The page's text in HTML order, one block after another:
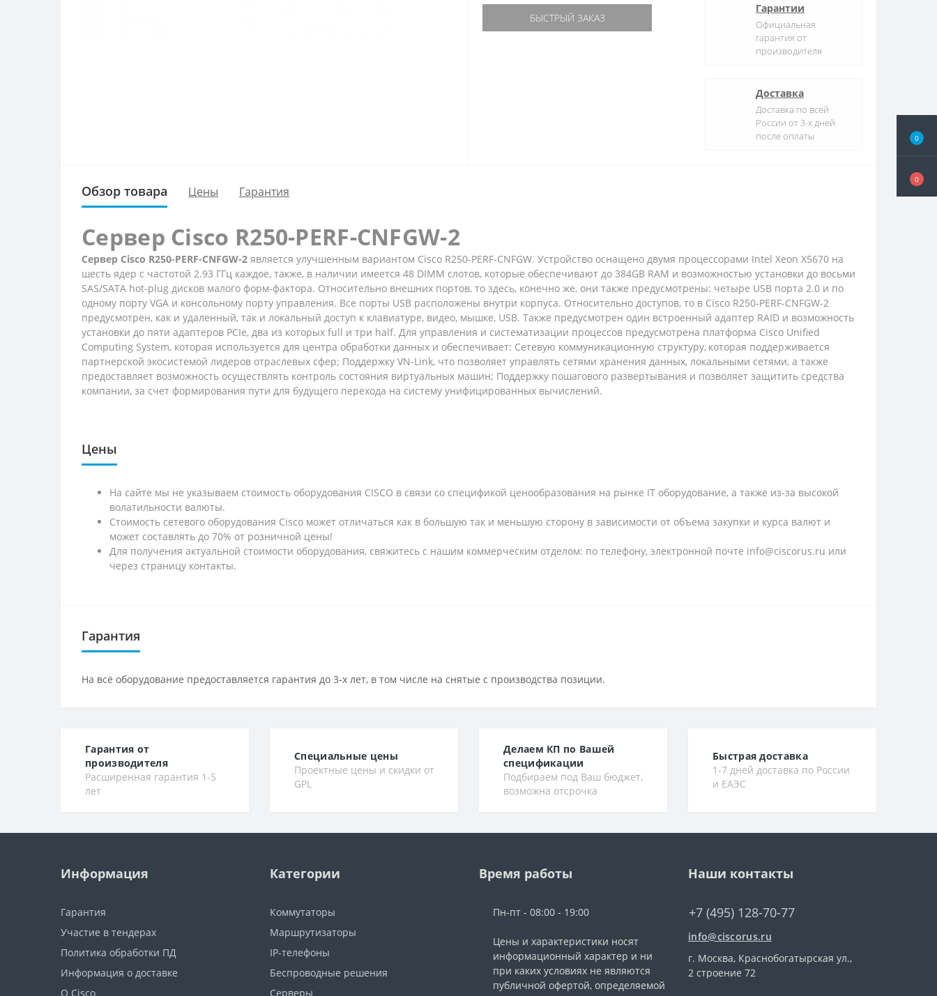
0
0
БЫСТРЫЙ ЗАКАЗ
Гарантии
Официальная
гарантия от
производителя
Доставка
Доставка по всей
России от 3-х дней
после оплаты
Обзор товара Цены Гарантия
Сервер Cisco R250-PERF-CNFGW-2
Сервер Cisco R250-PERF-CNFGW-2 является улучшенным вариантом Cisco R250-PERF-CNFGW. Устройство оснащено двумя процессорами Intel Xeon X5670 на
шесть ядер с частотой 2.93 ГГц каждое, также, в наличии имеется 48 DIMM слотов, которые обеспечивают до 384GB RAM и возможностью установки до восьми
SAS/SATA hot-plug дисков малого форм-фактора. Относительно внешних портов, то здесь, конечно же, они также предусмотрены: четыре USB порта 2.0 и по
одному порту VGA и консольному порту управления. Все порты USB расположены внутри корпуса. Относительно доступов, то в Cisco R250-PERF-CNFGW-2
предусмотрен, как и удаленный, так и локальный доступ к клавиатуре, видео, мышке, USB. Также предусмотрен один встроенный адаптер RAID и возможность
установки до пяти адаптеров PCIe, два из которых full и три half. Для управления и систематизации процессов предусмотрена платформа Cisco Unified
Computing System, которая используется для центра обработки данных и обеспечивает: Сетевую коммуникационную структуру, которая поддерживается
партнерской экосистемой лидеров отраслевых сфер; Поддержку VN-Link, что позволяет управлять сетями хранения данных, локальными сетями, а также
предоставляет возможность осуществлять контроль состояния виртуальных машин; Поддержку пошагового развертывания и позволяет защитить средства
компании, за счет формирования пути для будущего перехода на систему унифицированных вычислений.
Цены
На сайте мы не указываем стоимость оборудования CISCO в связи со спецификой ценообразования на рынке IT оборудование, а также из-за высокой
волатильности валюты.
Стоимость сетевого оборудования Cisco может отличаться как в большую так и меньшую сторону в зависимости от объема закупки и курса валют и
может составлять до 70% от розничной цены!
Для получения актуальной стоимости оборудования, свяжитесь с нашим коммерческим отделом: по телефону, электронной почте info@ciscorus.ru или
через страницу контакты.
Гарантия
На всё оборудование предоставляется гарантия до 3-х лет, в том числе на снятые с производства позиции.
Гарантия от
производителя
Расширенная гарантия 1-5
лет
Специальные цены
Проектные цены и скидки от
GPL
Делаем КП по Вашей
спецификации
Подбираем под Ваш бюджет,
возможна отсрочка
Быстрая доставка
1-7 дней доставка по России
и ЕАЭС
Информация
Гарантия
Участие в тендерах
Политика обработки ПД
Информация о доставке
О Cisco
Категории
Коммутаторы
Маршрутизаторы
IP-телефоны
Беспроводные решения
Серверы
Время работы
Пн-пт - 08:00 - 19:00
Цены и характеристики носят
информационный характер и ни
при каких условиях не являются
публичной офертой, определяемой
Наши контакты
+7 (495) 128-70-77
info@ciscorus.ru
г. Москва, Краснобогатырская ул.,
2 строение 72